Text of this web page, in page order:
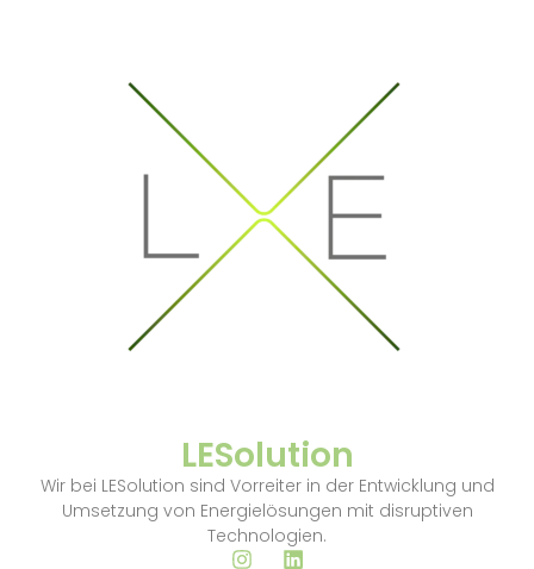
LESolution
Wir bei LESolution sind Vorreiter in der Entwicklung und
Umsetzung von Energielösungen mit disruptiven
Technologien.